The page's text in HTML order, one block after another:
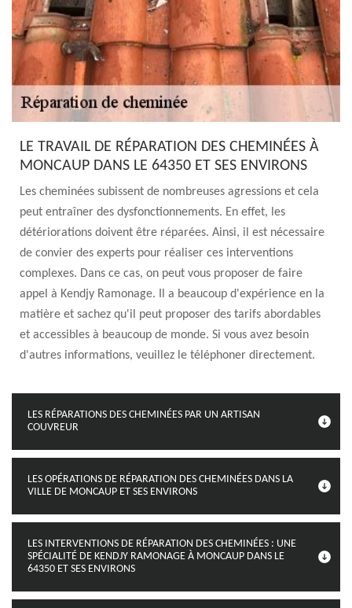
LE TRAVAIL DE RÉPARATION DES CHEMINÉES À
MONCAUP DANS LE 64350 ET SES ENVIRONS
Les cheminées subissent de nombreuses agressions et cela
peut entraîner des dysfonctionnements. En effet, les
détériorations doivent être réparées. Ainsi, il est nécessaire
de convier des experts pour réaliser ces interventions
complexes. Dans ce cas, on peut vous proposer de faire
appel à Kendjy Ramonage. Il a beaucoup d'expérience en la
matière et sachez qu'il peut proposer des tarifs abordables
et accessibles à beaucoup de monde. Si vous avez besoin
d'autres informations, veuillez le téléphoner directement.
LES RÉPARATIONS DES CHEMINÉES PAR UN ARTISAN
COUVREUR
LES OPÉRATIONS DE RÉPARATION DES CHEMINÉES DANS LA
VILLE DE MONCAUP ET SES ENVIRONS
LES INTERVENTIONS DE RÉPARATION DES CHEMINÉES : UNE
SPÉCIALITÉ DE KENDJY RAMONAGE À MONCAUP DANS LE
64350 ET SES ENVIRONS